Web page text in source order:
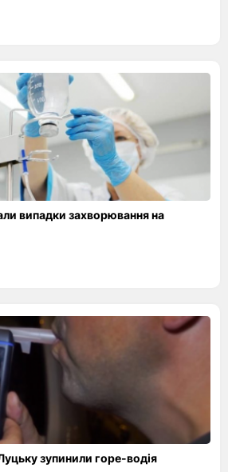
випадки захворювання на
зупинили горе-водія